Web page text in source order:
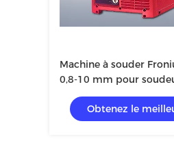
Machine à souder
0,8-10 mm pour
professionnels
Obtenez le